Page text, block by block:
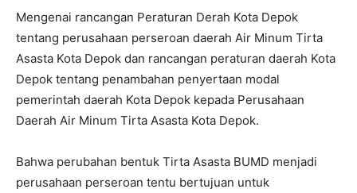
Mengenai rancangan Peraturan Derah Kota Depok
tentang perusahaan perseroan daerah Air Minum Tirta
Asasta Kota Depok dan rancangan peraturan daerah Kota
Depok tentang penambahan penyertaan modal
pemerintah daerah Kota Depok kepada Perusahaan
Daerah Air Minum Tirta Asasta Kota Depok.
Bahwa perubahan bentuk Tirta Asasta BUMD menjadi
perusahaan perseroan tentu bertujuan untuk